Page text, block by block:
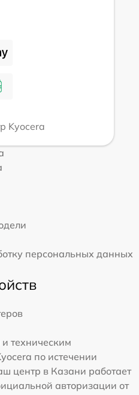
Kyocera
персональных данных
техническим
по истечении
центр в Казани работает
авторизации от